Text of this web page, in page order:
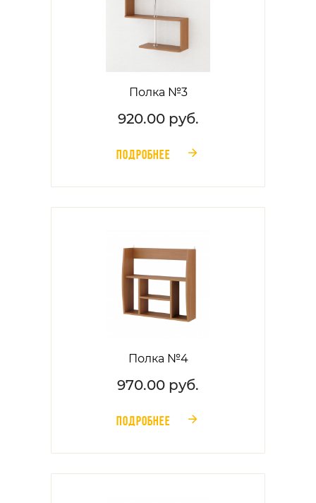
Полка №3
920.00 руб.
ПОДРОБНЕЕ 󰁔
Полка №4
970.00 руб.
ПОДРОБНЕЕ 󰁔